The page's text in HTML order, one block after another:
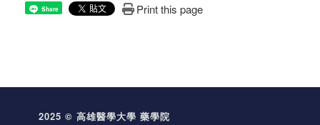
Share Print this page
2025 © 高雄醫學大學 藥學院